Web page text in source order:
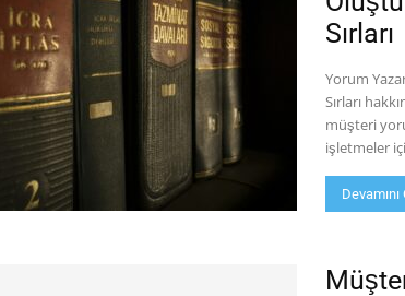
Google
Maps
Sırları
Yorum
Sırları
müşteri
işletmeler
Devamını